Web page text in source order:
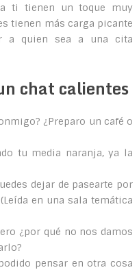
ti tienen un toque muy
tienen más carga picante
a quien sea a una cita
chat calientes
¿Preparo un café o
tu media naranja, ya la
dejar de pasearte por
en una sala temática
¿por qué no nos damos
pensar en otra cosa